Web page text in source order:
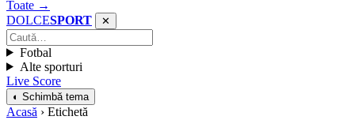
Toate →
DOLCESPORT ✕
Fotbal
Alte sporturi
Live Score
◐ Schimbă tema
Acasă › Etichetă